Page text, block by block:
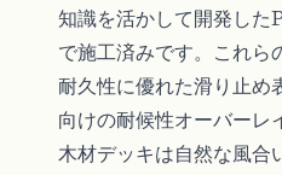
知識を活かして開発した
で施工済みです。これら
耐久性に優れた滑り止め
向けの耐候性オーバーレ
木材デッキは自然な風合